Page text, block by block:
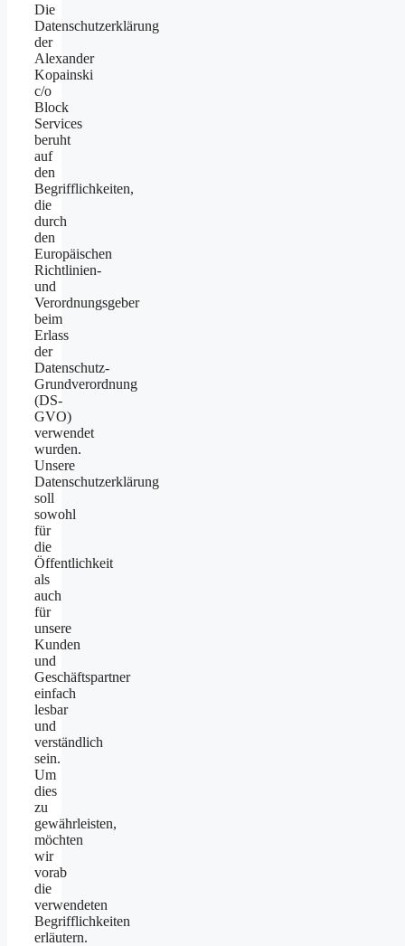
Die
Datenschutzerklärung
der
Alexander
Kopainski
c/o
Block
Services
beruht
auf
den
Begrifflichkeiten,
die
durch
den
Europäischen
Richtlinien-
und
Verordnungsgeber
beim
Erlass
der
Datenschutz-
Grundverordnung
(DS-
GVO)
verwendet
wurden.
Unsere
Datenschutzerklärung
soll
sowohl
für
die
Öffentlichkeit
als
auch
für
unsere
Kunden
und
Geschäftspartner
einfach
lesbar
und
verständlich
sein.
Um
dies
zu
gewährleisten,
möchten
wir
vorab
die
verwendeten
Begrifflichkeiten
erläutern.